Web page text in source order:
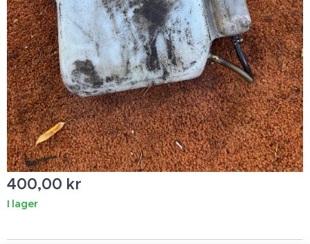
400,00 kr
I lager